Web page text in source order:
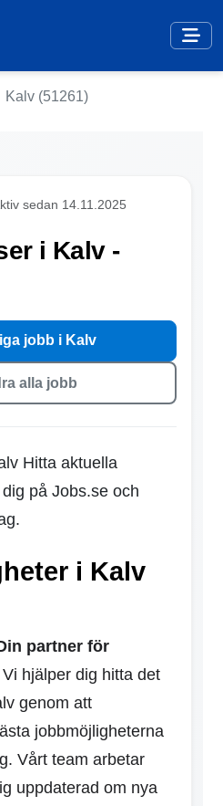
Kalv (51261)
sedan 14.11.2025
i Kalv -
jobb i Kalv
alla jobb
Hitta aktuella
på Jobs.se och
i Kalv
partner för
Vi hjälper dig hitta det
genom att
jobbmöjligheterna
Vårt team arbetar
uppdaterad om nya